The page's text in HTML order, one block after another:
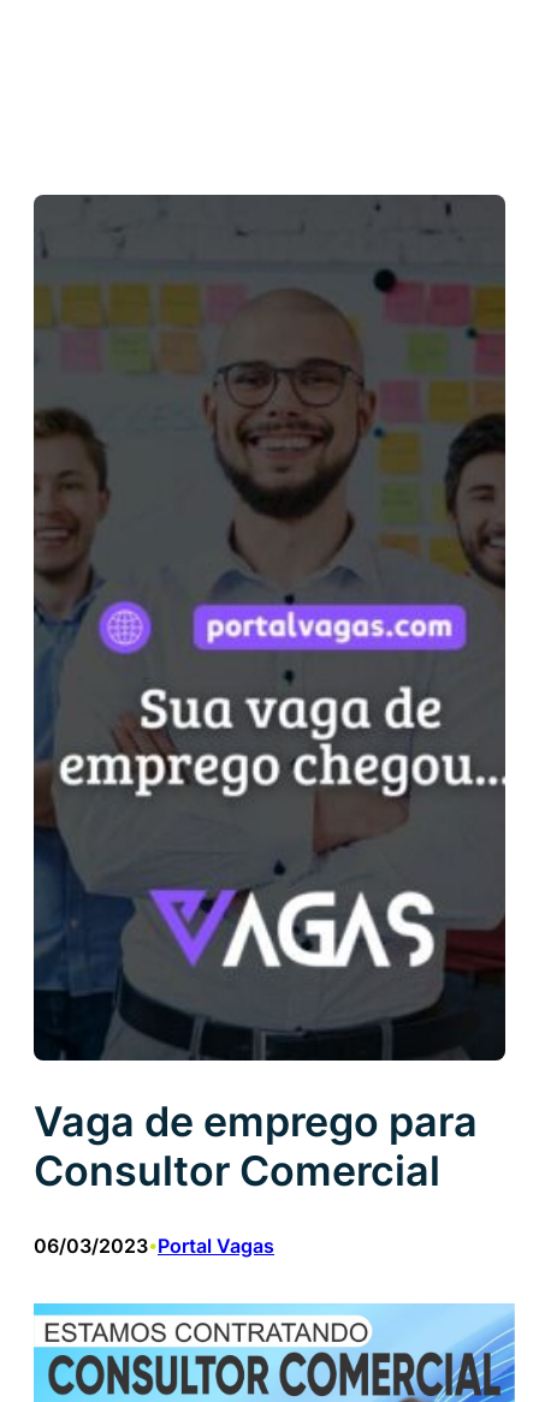
Vaga de emprego para
Consultor Comercial
06/03/2023•Portal Vagas